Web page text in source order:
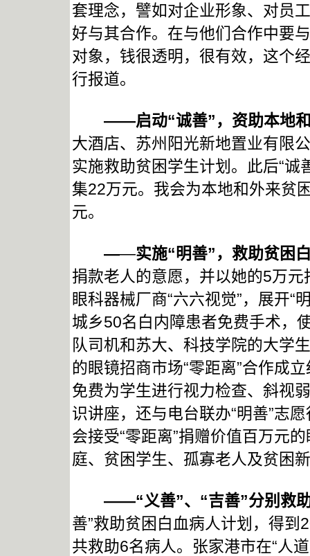
套理念，譬如对企业形象、对员
好与其合作。在与他们合作中要
对象，钱很透明，很有效，这个
行报道。
——启动“诚善”，资助本地和
大酒店、苏州阳光新地置业有限
实施救助贫困学生计划。此后“诚
集22万元。我会为本地和外来贫
元。
——实施“明善”，救助贫困
捐款老人的意愿，并以她的5万元
眼科器械厂商“六六视觉”，展开“
城乡50名白内障患者免费手术，
队司机和苏大、科技学院的大学
的眼镜招商市场“零距离”合作成
免费为学生进行视力检查、斜视
识讲座，还与电台联办“明善”志
会接受“零距离”捐赠价值百万元
庭、贫困学生、孤寡老人及贫困
——“义善”、“吉善”分别救助
善”救助贫困白血病人计划，得
共救助6名病人。张家港市在“人